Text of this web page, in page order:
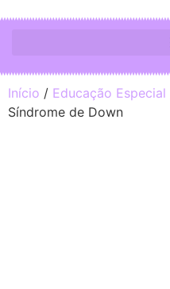
Início / Educação Especial
Síndrome de Down